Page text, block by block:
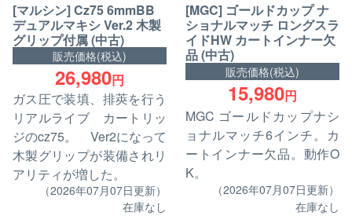
[マルシン] Cz75 6mmBB
デュアルマキシ Ver.2 木製
グリップ付属 (中古)
販売価格(税込)
26,980円
ガス圧で装填、排莢を行う
リアルライブ カートリッ
ジのcz75。 Ver2になって
木製グリップが装備されリ
アリティが増した。
（2026年07月07日更新）
在庫なし
[MGC] ゴールドカップ ナ
ショナルマッチ ロングスラ
イドHW カートインナー欠
品 (中古)
販売価格(税込)
15,980円
MGC ゴールドカップナシ
ョナルマッチ6インチ。カ
ートインナー欠品。動作O
K。
（2026年07月07日更新）
在庫なし